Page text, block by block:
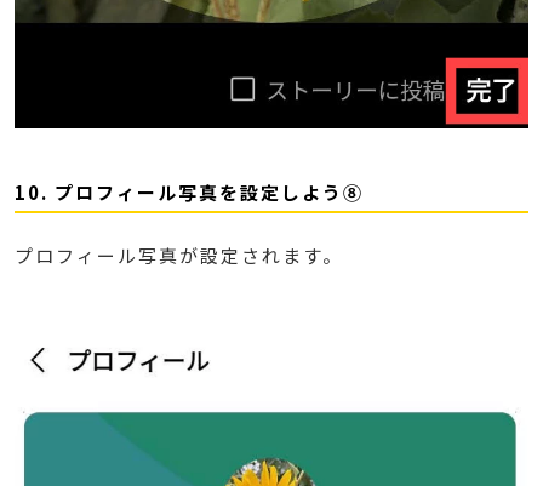
10. プロフィール写真を設定しよう⑧
プロフィール写真が設定されます。